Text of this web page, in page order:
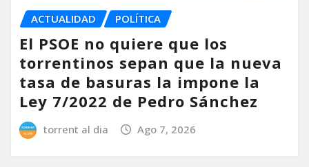
ACTUALIDAD POLÍTICA
El PSOE no quiere que los
torrentinos sepan que la nueva
tasa de basuras la impone la
Ley 7/2022 de Pedro Sánchez
torrent al dia Ago 7, 2026